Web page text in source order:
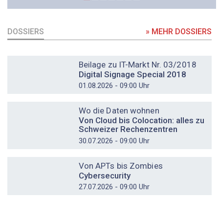
DOSSIERS » MEHR DOSSIERS
Beilage zu IT-Markt Nr. 03/2018
Digital Signage Special 2018
01.08.2026 - 09:00 Uhr
Wo die Daten wohnen
Von Cloud bis Colocation: alles zu
Schweizer Rechenzentren
30.07.2026 - 09:00 Uhr
Von APTs bis Zombies
Cybersecurity
27.07.2026 - 09:00 Uhr